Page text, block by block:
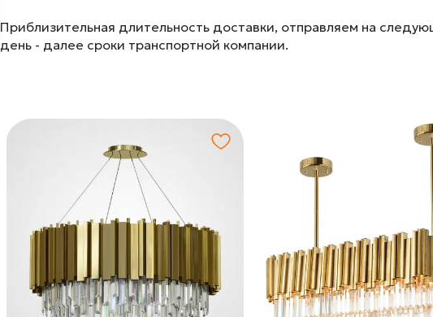
Приблизительная длительность доставки, отправляем на
день - далее сроки транспортной компании.